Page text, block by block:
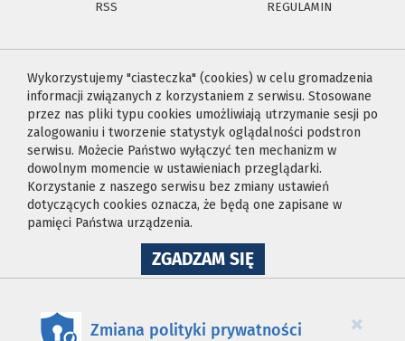
RSS
REGULAMIN
Wykorzystujemy "ciasteczka" (cookies) w celu gromadzenia
informacji związanych z korzystaniem z serwisu. Stosowane
przez nas pliki typu cookies umożliwiają utrzymanie sesji po
zalogowaniu i tworzenie statystyk oglądalności podstron
serwisu. Możecie Państwo wyłączyć ten mechanizm w
dowolnym momencie w ustawieniach przeglądarki.
Korzystanie z naszego serwisu bez zmiany ustawień
dotyczących cookies oznacza, że będą one zapisane w
pamięci Państwa urządzenia.
ZGADZAM SIĘNA
WYKORZYSTANIE
×
Zmiana polityki prywatności